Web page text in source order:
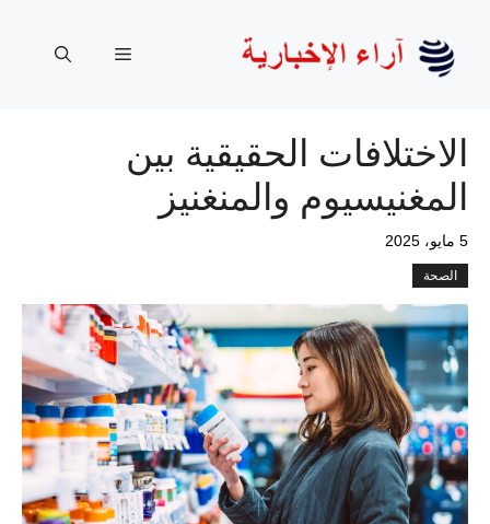
المحتوى
القائمة
الاختلافات الحقيقية بين
المغنيسيوم والمنغنيز
5 مايو، 2025
الصحة